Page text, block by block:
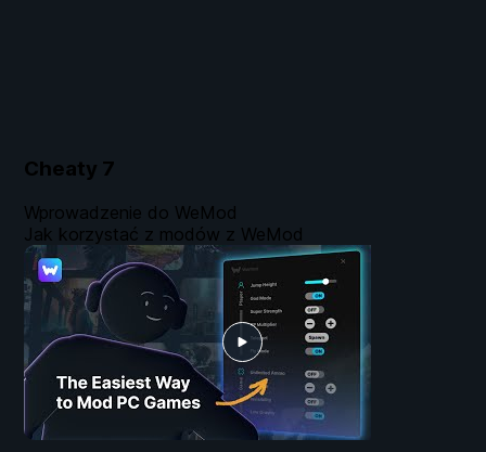
Cheaty 7
Wprowadzenie do WeMod
Jak korzystać z modów z WeMod